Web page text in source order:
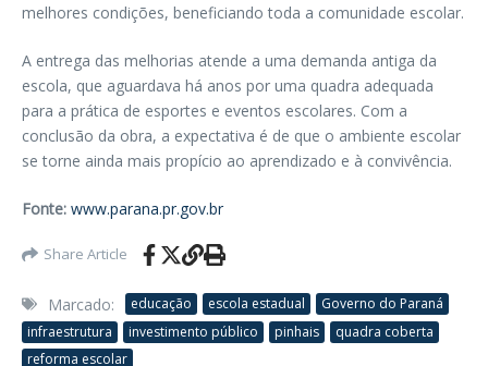
melhores condições, beneficiando toda a comunidade escolar.
A entrega das melhorias atende a uma demanda antiga da
escola, que aguardava há anos por uma quadra adequada
para a prática de esportes e eventos escolares. Com a
conclusão da obra, a expectativa é de que o ambiente escolar
se torne ainda mais propício ao aprendizado e à convivência.
Fonte: www.parana.pr.gov.br
Share Article
Marcado: educação escola estadual
Governo do Paraná
infraestrutura
investimento público pinhais
quadra coberta
reforma escolar